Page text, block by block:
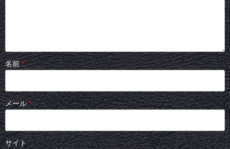
名前*
メール*
サイト